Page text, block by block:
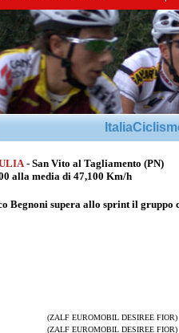
- San Vito al Tagliamento (PN)
alla media di 47,100 Km/h
Begnonisupera allo sprint il gruppo
(ZALF EUROMOBIL DESIREE FIOR)
(ZALF EUROMOBIL DESIREE FIOR)